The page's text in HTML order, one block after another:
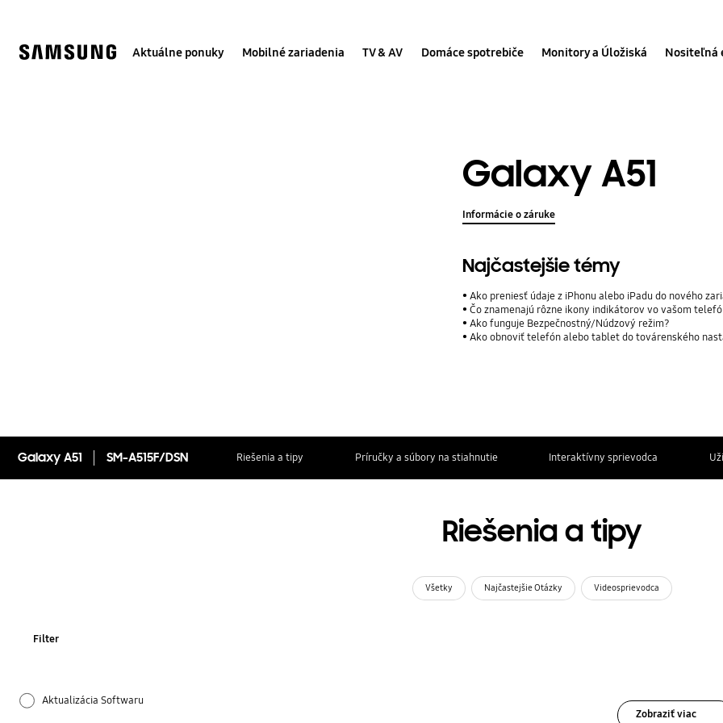
Aktuálne ponuky Mobilné zariadenia TV & AV Domáce spotrebiče Monitory a Úložiská Nositeľná
Galaxy A51
Informácie o záruke
Najčastejšie témy
Ako preniesť údaje z iPhonu alebo iPadu do nového
Čo znamenajú rôzne ikony indikátorov vo vašom
Ako funguje Bezpečnostný/Núdzový režim?
Ako obnoviť telefón alebo tablet do továrenského
Galaxy A51 SM-A515F/DSN Riešenia a tipy Príručky a súbory na stiahnutie Interaktívny sprievodca
Riešenia a tipy
Všetky Najčastejšie Otázky Videosprievodca
Filter
Aktualizácia Softwaru
Zobraziť viac